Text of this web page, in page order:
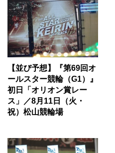
【並び予想】『第69回オ
ールスター競輪（G1）』
初日「オリオン賞レー
ス」／8月11日（火・
祝）松山競輪場